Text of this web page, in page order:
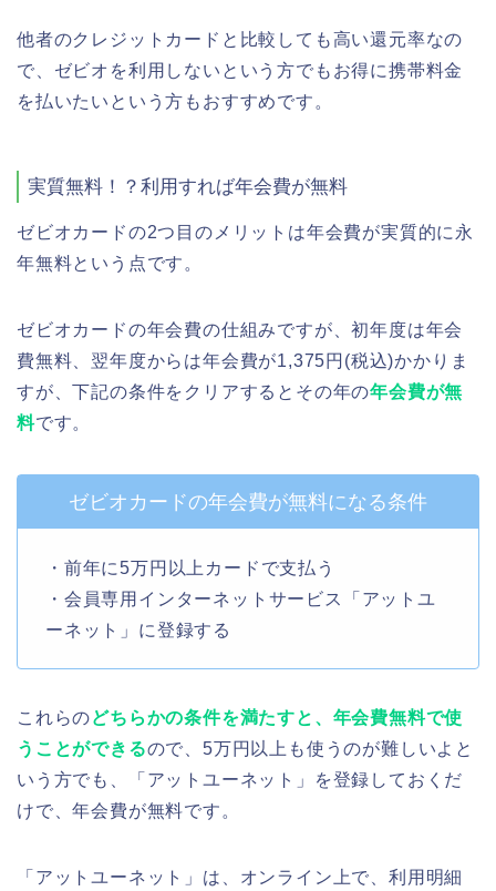
他者のクレジットカードと比較しても高い還元率なの
で、ゼビオを利用しないという方でもお得に携帯料金
を払いたいという方もおすすめです。
実質無料！？利用すれば年会費が無料
ゼビオカードの2つ目のメリットは年会費が実質的に永
年無料という点です。
ゼビオカードの年会費の仕組みですが、初年度は年会
費無料、翌年度からは年会費が1,375円(税込)かかりま
すが、下記の条件をクリアするとその年の年会費が無
料です。
ゼビオカードの年会費が無料になる条件
・前年に5万円以上カードで支払う
・会員専用インターネットサービス「アットユ
ーネット」に登録する
これらのどちらかの条件を満たすと、年会費無料で使
うことができるので、5万円以上も使うのが難しいよと
いう方でも、「アットユーネット」を登録しておくだ
けで、年会費が無料です。
「アットユーネット」は、オンライン上で、利用明細